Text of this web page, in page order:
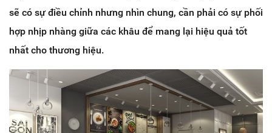
sẽ có sự điều chỉnh nhưng nhìn chung, cần phải có sự phối
hợp nhịp nhàng giữa các khâu để mang lại hiệu quả tốt
nhất cho thương hiệu.